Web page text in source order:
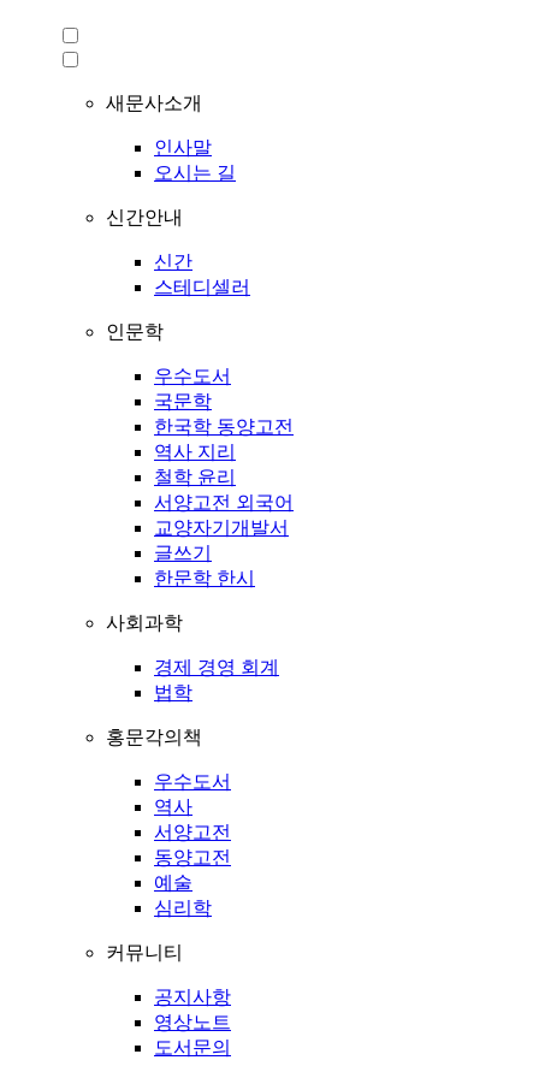
새문사소개
인사말
오시는 길
신간안내
신간
스테디셀러
인문학
우수도서
국문학
한국학 동양고전
역사 지리
철학 윤리
서양고전 외국어
교양자기개발서
글쓰기
한문학 한시
사회과학
경제 경영 회계
법학
홍문각의책
우수도서
역사
서양고전
동양고전
예술
심리학
커뮤니티
공지사항
영상노트
도서문의